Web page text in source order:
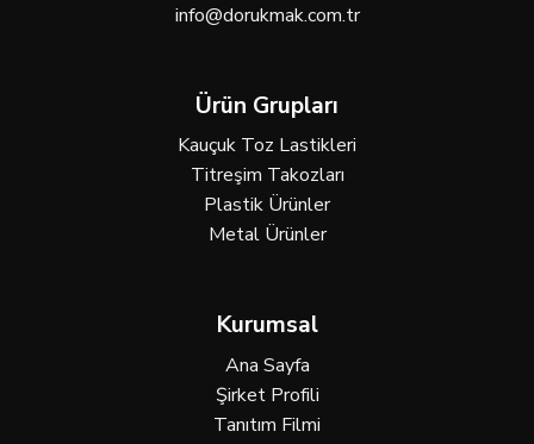
info@dorukmak.com.tr
Ürün Grupları
Kauçuk Toz Lastikleri
Titreşim Takozları
Plastik Ürünler
Metal Ürünler
Kurumsal
Ana Sayfa
Şirket Profili
Tanıtım Filmi